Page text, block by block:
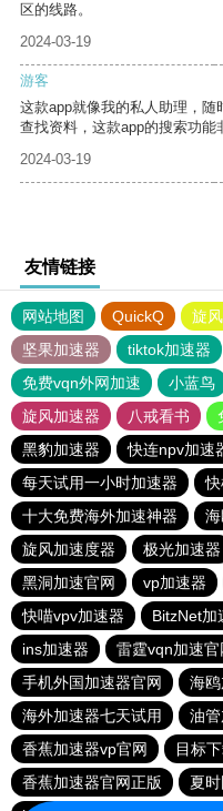
区的线路。
2024-03-19
游客
这款app就像我的私人助理，
查找资料，这款app的搜索功能
2024-03-19
友情链接
网站地图 QuickQ 旋
坚果加速器
tiktok加速器
免费vqn外网加速
小蓝鸟
旋风加速器
八戒看书
黑豹加速器
快连npv加速
每天试用一小时加速器
十大免费海外加速神器
旋风加速度器
极光加速器
黑洞加速官网
vp加速器
快喵vpv加速器
BitzNet加
ins加速器
雷霆vqn加速官
手机外国加速器官网
海
海外加速器七天试用
油
香蕉加速器vp官网
目标
香蕉加速器官网正版
夏